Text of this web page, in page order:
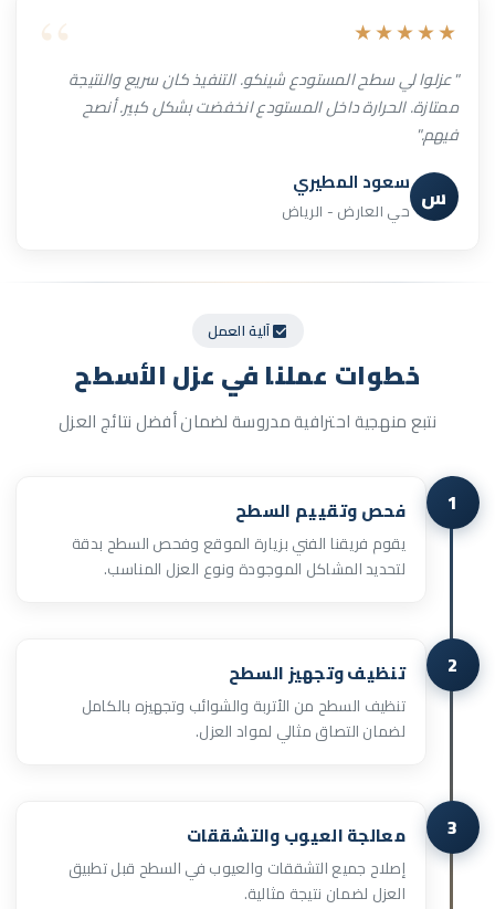
★★★★★
"عزلوا لي سطح المستودع شينكو. التنفيذ كان سريع والنتيجة
ممتازة. الحرارة داخل المستودع انخفضت بشكل كبير. أنصح
فيهم."
س سعود المطيري
حي العارض - الرياض
آلية العمل
خطوات عملنافي عزل الأسطح
نتبع منهجية احترافية مدروسة لضمان أفضل نتائج العزل
1 فحص وتقييم السطح
يقوم فريقنا الفني بزيارة الموقع وفحص السطح بدقة
لتحديد المشاكل الموجودة ونوع العزل المناسب.
2 تنظيف وتجهيز السطح
تنظيف السطح من الأتربة والشوائب وتجهيزه بالكامل
لضمان التصاق مثالي لمواد العزل.
3 معالجة العيوب والتشققات
إصلاح جميع التشققات والعيوب في السطح قبل تطبيق
العزل لضمان نتيجة مثالية.